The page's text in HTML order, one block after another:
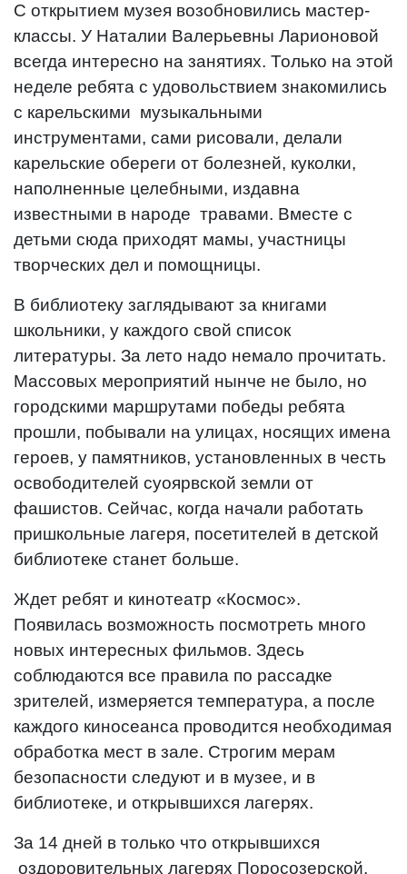
С открытием музея возобновились мастер-
классы. У Наталии Валерьевны Ларионовой
всегда интересно на занятиях. Только на этой
неделе ребята с удовольствием знакомились
с карельскими музыкальными
инструментами, сами рисовали, делали
карельские обереги от болезней, куколки,
наполненные целебными, издавна
известными в народе травами. Вместе с
детьми сюда приходят мамы, участницы
творческих дел и помощницы.
В библиотеку заглядывают за книгами
школьники, у каждого свой список
литературы. За лето надо немало прочитать.
Массовых мероприятий нынче не было, но
городскими маршрутами победы ребята
прошли, побывали на улицах, носящих имена
героев, у памятников, установленных в честь
освободителей суоярвской земли от
фашистов. Сейчас, когда начали работать
пришкольные лагеря, посетителей в детской
библиотеке станет больше.
Ждет ребят и кинотеатр «Космос».
Появилась возможность посмотреть много
новых интересных фильмов. Здесь
соблюдаются все правила по рассадке
зрителей, измеряется температура, а после
каждого киносеанса проводится необходимая
обработка мест в зале. Строгим мерам
безопасности следуют и в музее, и в
библиотеке, и открывшихся лагерях.
За 14 дней в только что открывшихся
оздоровительных лагерях Поросозерской,